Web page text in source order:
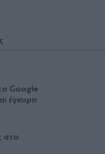
Google
έγκυρη
στο